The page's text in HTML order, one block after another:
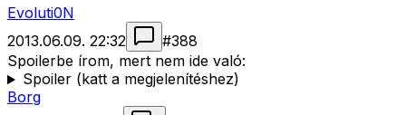
Evoluti0N
2013.06.09. 22:32
#388
Spoilerbe írom, mert nem ide való:
Spoiler (katt a megjelenítéshez)
Borg